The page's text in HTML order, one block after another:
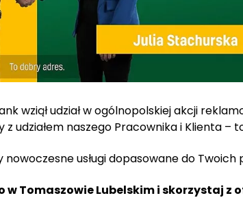
wziął udział w ogólnopolskiej akcji
udziałem naszego Pracownika i Klienta
usługi dopasowane do
w Tomaszowie Lubelskim i skorzystaj z